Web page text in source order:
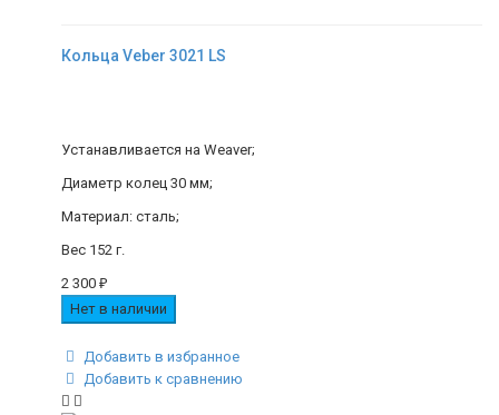
Кольца Veber 3021 LS
Устанавливается на Weaver;
Диаметр колец 30 мм;
Материал: сталь;
Вес 152 г.
2 300 ₽
Нет в наличии
Добавить в избранное
Добавить к сравнению